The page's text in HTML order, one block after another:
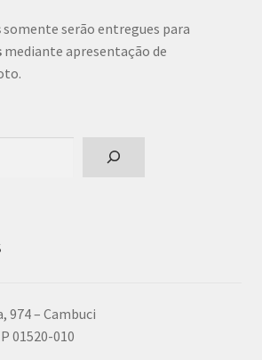
somente serão entregues para
mediante apresentação de
974 – Cambuci
01520-010